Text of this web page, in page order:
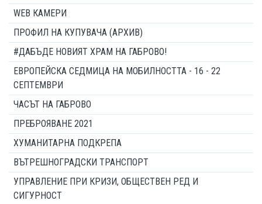
WEB КАМЕРИ
ПРОФИЛ НА КУПУВАЧА (АРХИВ)
#ДАБЪДЕ НОВИЯТ ХРАМ НА ГАБРОВО!
ЕВРОПЕЙСКА СЕДМИЦА НА МОБИЛНОСТТА - 16 - 22
СЕПТЕМВРИ
ЧАСЪТ НА ГАБРОВО
ПРЕБРОЯВАНЕ 2021
ХУМАНИТАРНА ПОДКРЕПА
ВЪТРЕШНОГРАДСКИ ТРАНСПОРТ
УПРАВЛЕНИЕ ПРИ КРИЗИ, ОБЩЕСТВЕН РЕД И
СИГУРНОСТ